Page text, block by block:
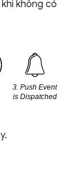
không có